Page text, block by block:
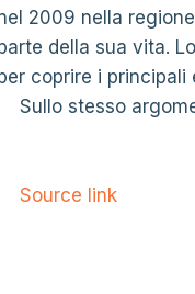
2009 nella
della sua vita.
coprire i principali
Sullo stesso
Source link